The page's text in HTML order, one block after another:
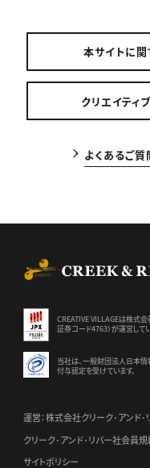
本サイトに
クリエイティ
よくあるご質
CREATIVE VILLAGEは株式
証券コード4763）が運営してい
当社は、一般財団法人日本情
付与認定を受けています。
運営：株式会社クリーク･アンド･
クリーク･アンド･リバー社会員
サイトポリシー